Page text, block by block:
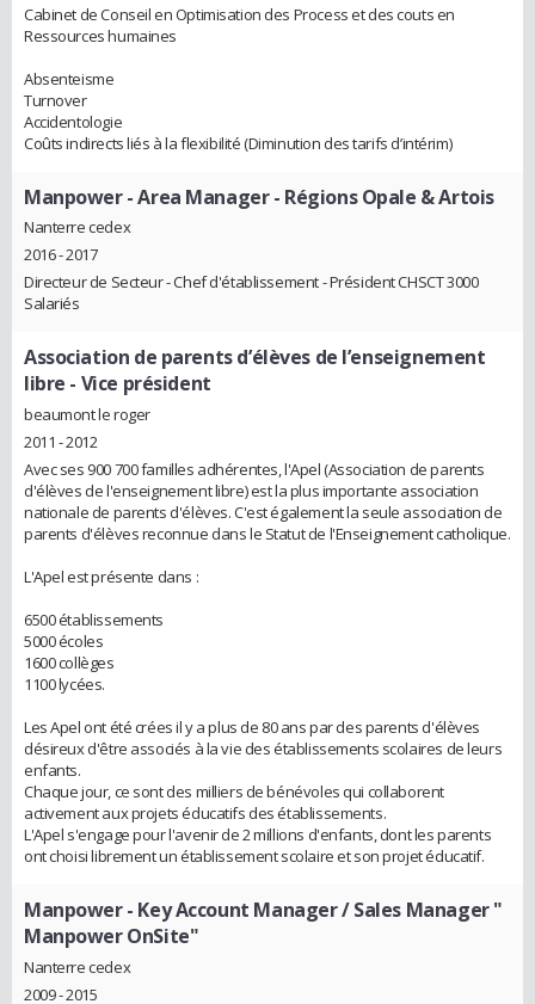
Cabinet de Conseil en Optimisation des Process et des couts en
Ressources humaines
Absenteisme
Turnover
Accidentologie
Coûts indirects liés à la flexibilité (Diminution des tarifs d’intérim)
Manpower- Area Manager - Régions Opale & Artois
Nanterre cedex
2016 - 2017
Directeur de Secteur - Chef d'établissement - Président CHSCT 3000
Salariés
Association de parents d’élèves de l’enseignement
libre - Vice président
beaumont le roger
2011 - 2012
Avec ses 900 700 familles adhérentes, l'Apel (Association de parents
d'élèves de l'enseignement libre) est la plus importante association
nationale de parents d'élèves. C'est également la seule association de
parents d'élèves reconnue dans le Statut de l'Enseignement catholique.
L'Apel est présente dans :
6500 établissements
5000 écoles
1600 collèges
1100 lycées.
Les Apel ont été crées il y a plus de 80 ans par des parents d'élèves
désireux d'être associés à la vie des établissements scolaires de leurs
enfants.
Chaque jour, ce sont des milliers de bénévoles qui collaborent
activement aux projets éducatifs des établissements.
L'Apel s'engage pour l'avenir de 2 millions d'enfants, dont les parents
ont choisi librement un établissement scolaire et son projet éducatif.
Manpower- Key Account Manager / Sales Manager "
Manpower OnSite"
Nanterre cedex
2009 - 2015